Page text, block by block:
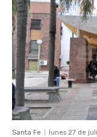
Santa Fe lunes 27 de